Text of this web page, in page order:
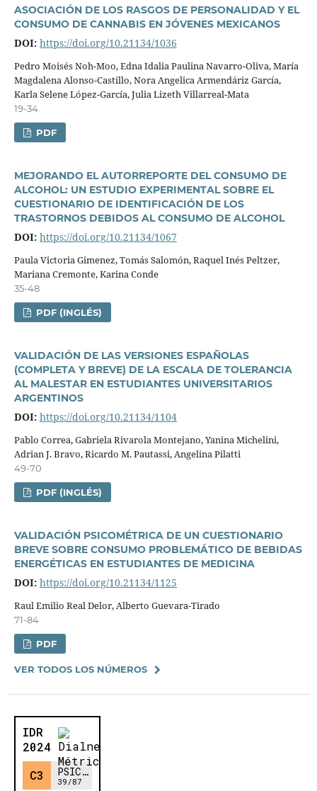
ASOCIACIÓN DE LOS RASGOS DE PERSONALIDAD Y EL
CONSUMO DE CANNABIS EN JÓVENES MEXICANOS
DOI: https://doi.org/10.21134/1036
Pedro Moisés Noh-Moo, Edna Idalia Paulina Navarro-Oliva, Marí­a
Magdalena Alonso-Castillo, Nora Angelica Armendáriz Garcí­a,
Karla Selene López-Garcí­a, Julia Lizeth Villarreal-Mata
19-34
PDF
MEJORANDO EL AUTORREPORTE DEL CONSUMO DE
ALCOHOL: UN ESTUDIO EXPERIMENTAL SOBRE EL
CUESTIONARIO DE IDENTIFICACIÓN DE LOS
TRASTORNOS DEBIDOS AL CONSUMO DE ALCOHOL
DOI: https://doi.org/10.21134/1067
Paula Victoria Gimenez, Tomás Salomón, Raquel Inés Peltzer,
Mariana Cremonte, Karina Conde
35-48
PDF (INGLÉS)
VALIDACIÓN DE LAS VERSIONES ESPAÑOLAS
(COMPLETA Y BREVE) DE LA ESCALA DE TOLERANCIA
AL MALESTAR EN ESTUDIANTES UNIVERSITARIOS
ARGENTINOS
DOI: https://doi.org/10.21134/1104
Pablo Correa, Gabriela Rivarola Montejano, Yanina Michelini,
Adrian J. Bravo, Ricardo M. Pautassi, Angelina Pilatti
49-70
PDF (INGLÉS)
VALIDACIÓN PSICOMÉTRICA DE UN CUESTIONARIO
BREVE SOBRE CONSUMO PROBLEMÁTICO DE BEBIDAS
ENERGÉTICAS EN ESTUDIANTES DE MEDICINA
DOI: https://doi.org/10.21134/1125
Raul Emilio Real Delor, Alberto Guevara-Tirado
71-84
PDF
VER TODOS LOS NÚMEROS